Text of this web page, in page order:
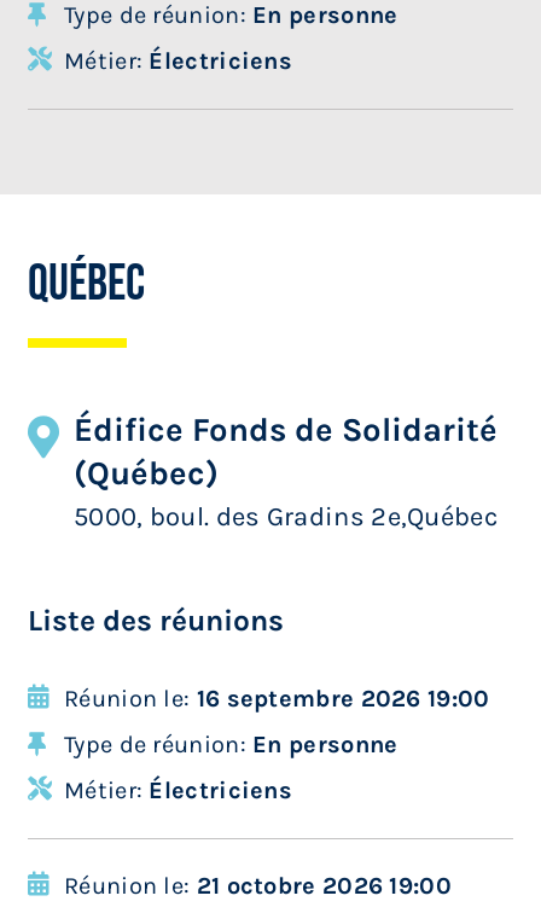
Type de réunion: En personne
Métier: Électriciens
Québec
Édifice Fonds de Solidarité
(Québec)
5000, boul. des Gradins 2e,Québec
Liste des réunions
Réunion le: 16 septembre 2026 19:00
Type de réunion: En personne
Métier: Électriciens
Réunion le: 21 octobre 2026 19:00